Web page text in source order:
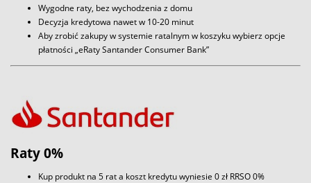
Wygodne raty, bez wychodzenia z domu
Decyzja kredytowa nawet w 10-20 minut
Aby zrobić zakupy w systemie ratalnym w koszyku wybierz opcje
płatności „eRaty Santander Consumer Bank”
Raty 0%
Kup produkt na 5 rat a koszt kredytu wyniesie 0 zł RRSO 0%